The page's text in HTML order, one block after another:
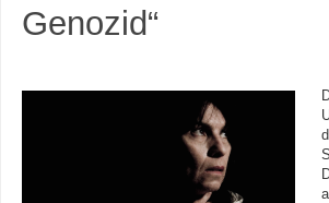
Genozid“